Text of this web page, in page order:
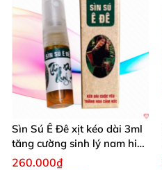
Sìn Sú Ê Đê xịt kéo dài 3ml
tăng cường sinh lý nam hiệu
quả
260.000₫